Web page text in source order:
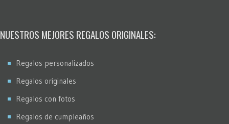
NUESTROS MEJORES REGALOS ORIGINALES:
Regalos personalizados
Regalos originales
Regalos con fotos
Regalos de cumpleaños